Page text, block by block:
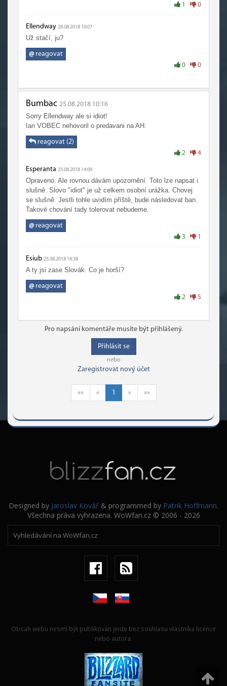
1 0
Ellendway 28.08.2018 10:07
Už stačí, ju?
@reagovat
0 0
Bumbac 25.08.2018 10:16
Sorry Ellendway ale si idiot!
Ian VOBEC nehovoril o predavani na AH.
reagovat (2)
2 4
Esperanta 25.08.2018 14:09
Opraveno. Ale rovnou dávám upozornění. Toto lze napsat i
slušně. Slovo "idiot" je už celkem osobní urážka. Chovej
se slušně. Jestli tohle uvidím příště, bude následovat ban.
Takové chování tady tolerovat nebudeme.
@reagovat
3 1
Esiub 25.08.2018 14:38
A ty jsi zase Slovák. Co je horší?
@reagovat
2 5
Pro napsání komentáře musíte být přihlášený.
Přihlásit se
nebo
Zaregistrovat nový účet
«« « 1 » »»
Designed by Jaroslav Kovář & programmed by Patrik Hoffmann.
Všechna práva vyhrazena. WoWfan.cz © 2006 - 2026
Obsah webu nesmí být publikován jinde bez souhlasu vlastníka licence
nebo autora.